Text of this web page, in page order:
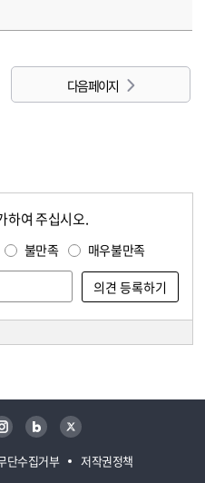
다음 페이지
하여 주십시오.
불만족 매우불만족
단수집거부 저작권정책
인스타그램 블로그 트위터